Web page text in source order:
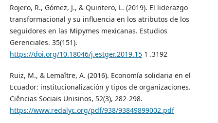
Rojero, R., Gómez, J., & Quintero, L. (2019). El liderazgo
transformacional y su influencia en los atributos de los
seguidores en las Mipymes mexicanas. Estudios
Gerenciales. 35(151).
https://doi.org/10.18046/j.estger.2019.151 .3192
Ruiz, M., & Lemaître, A. (2016). Economía solidaria en el
Ecuador: institucionalización y tipos de organizaciones.
Ciências Sociais Unisinos, 52(3), 282-298.
https://www.redalyc.org/pdf/938/93849899002.pdf